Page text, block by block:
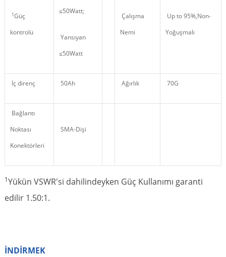
1Güç
kontrolü
≤50Watt;
Yansıyan
≤50Watt
Çalışma
Nemi
Up to 95%,Non-
Yoğuşmalı
İç direnç 50Ah Ağırlık 70G
Bağlantı
Noktası
Konektörleri
SMA-Dişi
1Yükün VSWR'si dahilindeyken Güç Kullanımı garanti
edilir 1.50:1.
İNDİRMEK